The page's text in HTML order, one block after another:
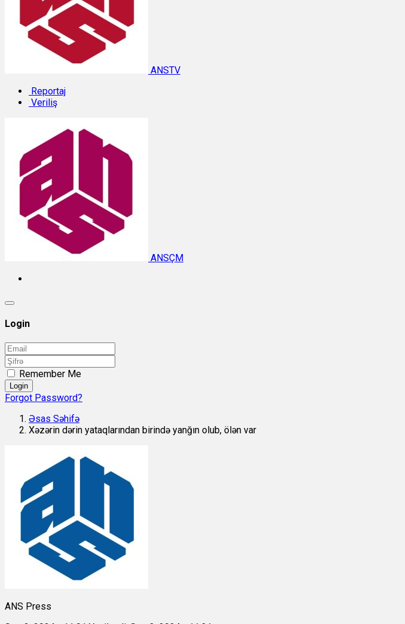
ANSTV
Reportaj
Veriliş
ANSÇM
Login
Remember Me
Login
Forgot Password?
Əsas Səhifə
Xəzərin dərin yataqlarından birində yanğın olub, ölən var
ANS Press